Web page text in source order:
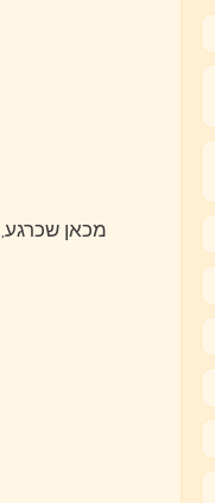
מכאן שכרגע, אתה רגיש לפרוטוקולים, בנוסף אנו יכולים לראות את הפעולה כמו ולהציע הרחק מהממצאים האידיאליים